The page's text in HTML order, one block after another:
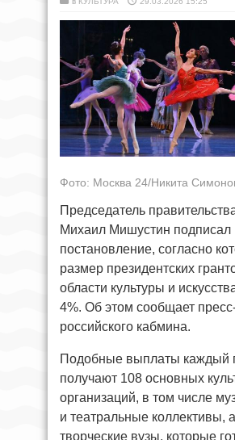
Фото: Москва 24/Никита
Председатель
Михаил Мишустин подписал
постановление, согласно
размер президентских
области культуры и
4%. Об этом сообщает
российского кабмина.
Подобные выплаты каждый
получают 108 основных
организаций, в том числе
и театральные коллективы,
творческие вузы, которые